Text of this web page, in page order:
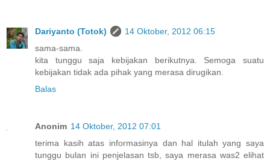
Dariyanto (Totok)
14 Oktober, 2012 06:15
sama-sama.
kita tunggu saja kebijakan berikutnya. Semoga suatu
kebijakan tidak ada pihak yang merasa dirugikan.
Balas
Anonim 14 Oktober, 2012 07:01
terima kasih atas informasinya dan hal itulah yang saya
tunggu bulan ini penjelasan tsb, saya merasa was2 elihat